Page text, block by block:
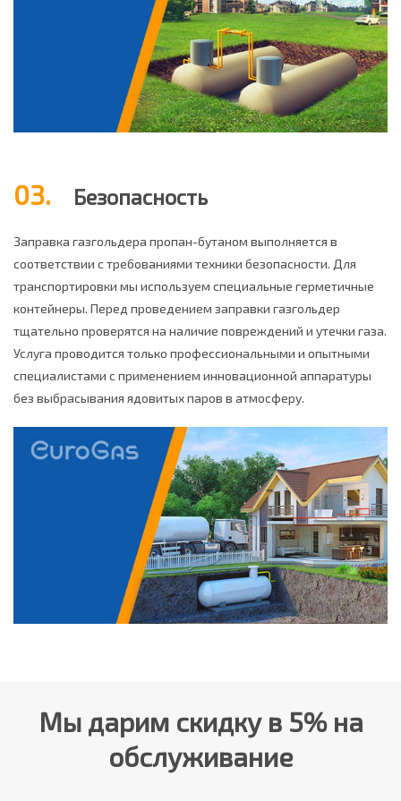
03. Безопасность
Заправка газгольдера пропан-бутаном выполняется в
соответствии с требованиями техники безопасности. Для
транспортировки мы используем специальные герметичные
контейнеры. Перед проведением заправки газгольдер
тщательно проверятся на наличие повреждений и утечки газа.
Услуга проводится только профессиональными и опытными
специалистами с применением инновационной аппаратуры
без выбрасывания ядовитых паров в атмосферу.
Мы дарим скидку в 5% на
обслуживание